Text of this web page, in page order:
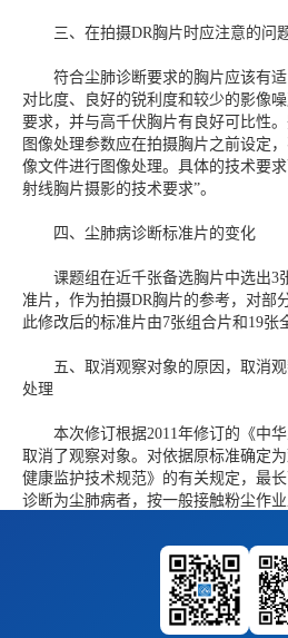
三、在拍摄DR胸片时应注意的问
符合尘肺诊断要求的胸片应该有适
对比度、良好的锐利度和较少的影像
要求，并与高千伏胸片有良好可比性
图像处理参数应在拍摄胸片之前设定
像文件进行图像处理。具体的技术要
射线胸片摄影的技术要求”。
四、尘肺病诊断标准片的变化
课题组在近千张备选胸片中选出3
准片，作为拍摄DR胸片的参考，对部
此修改后的标准片由7张组合片和19张
五、取消观察对象的原因，取消观
处理
本次修订根据2011年修订的《中华
取消了观察对象。对依据原标准确定
健康监护技术规范》的有关规定，最
诊断为尘肺病者，按一般接触粉尘作